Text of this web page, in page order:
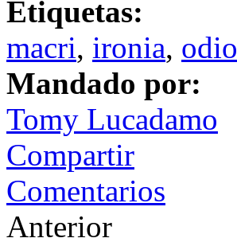
Etiquetas:
macri, ironia, odio
Mandado por:
Tomy Lucadamo
Compartir
Comentarios
Anterior